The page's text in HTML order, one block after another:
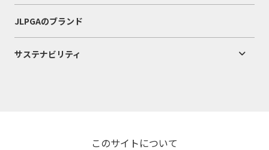
JLPGAのブランド
サステナビリティ
このサイトについて